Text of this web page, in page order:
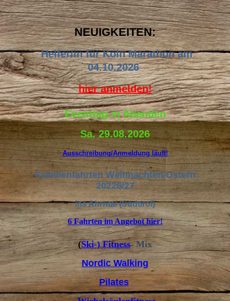
NEUIGKEITEN:
Helfer/in für Köln Marathon am
04.10.2026
hier anmelden!
Eventtag in Abenden
Sa. 29.08.2026
Ausschreibung/Anmeldung läuft!
Familienfahrten Weihnachten/Ostern
20226/27
ins Ahrntal (Südtirol)
6 Fahrten im Angebot hier!
(Ski-) Fitness- Mix
Nordic Walking
Pilates